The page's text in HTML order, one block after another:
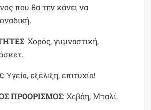
που θα την κάνει να
: Χορός, γυμναστική,
: Υγεία, εξέλιξη, επιτυχία!
ΠΡΟΟΡΙΣΜΟΣ: Χαβάη, Μπαλί.